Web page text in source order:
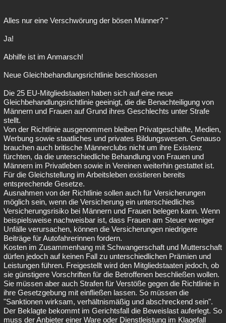
Alles nur eine Verschwörung der bösen Männer? "
Ja!
Abhilfe ist im Anmarsch!
Neue Gleichbehandlungsrichtlinie beschlossen
Die 25 EU-Mitgliedstaaten haben sich auf eine neue
Gleichbehandlungsrichtlinie geeinigt, die die Benachteiligung von
Männern und Frauen auf Grund ihres Geschlechts unter Strafe
stellt.
Von der Richtlinie ausgenommen bleiben Privatgeschäfte, Medien,
Werbung sowie staatliches und privates Bildungswesen. Genauso
brauchen auch britische Männerclubs nicht um ihre Existenz
fürchten, da die unterschiedliche Behandlung von Frauen und
Männern im Privatleben sowie in Vereinen weiterhin gestattet ist.
Für die Gleichstellung im Arbeitsleben existieren bereits
entsprechende Gesetze.
Ausnahmen von der Richtlinie sollen auch für Versicherungen
möglich sein, wenn die Versicherung ein unterschiedliches
Versicherungsrisiko bei Männern und Frauen belegen kann. Wenn
beispielsweise nachweisbar ist, dass Frauen am Steuer weniger
Unfälle verursachen, können die Versicherungen niedrigere
Beiträge für Autofahrerinnen fordern.
Kosten im Zusammenhang mit Schwangerschaft und Mutterschaft
dürfen jedoch auf keinen Fall zu unterschiedlichen Prämien und
Leistungen führen. Freigestellt wird den Mitgliedstaaten jedoch, ob
sie günstigere Vorschriften für die Betroffenen beschließen wollen.
Sie müssen aber auch Strafen für Verstöße gegen die Richtlinie in
ihre Gesetzgebung mit einfließen lassen. So müssen die
"Sanktionen wirksam, verhältnismäßig und abschreckend sein".
Der Beklagte bekommt im Gerichtsfall die Beweislast auferlegt. So
muss der Anbieter einer Ware oder Dienstleistung im Klagefall